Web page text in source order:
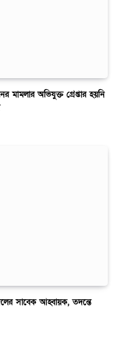
মামলার অভিযুক্ত গ্রেপ্তার হয়নি
সাবেক আহ্বায়ক, তদন্তে